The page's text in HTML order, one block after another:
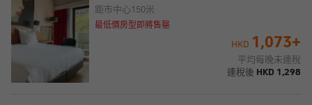
距市中心 150米
最低價房型即將售罄
HKD 1,073+
平均每晚未連稅
連稅後 HKD 1,298